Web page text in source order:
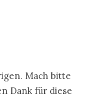
Mach bitte
Dank für diese